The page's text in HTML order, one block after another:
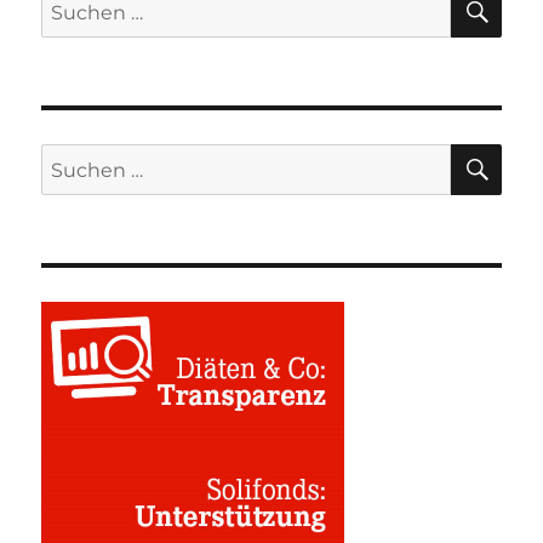
nach:
Suchen
nach: